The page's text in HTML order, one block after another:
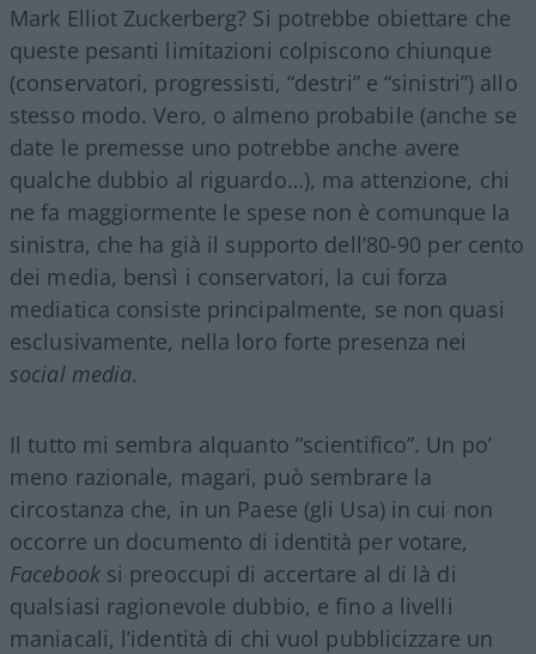
Mark Elliot Zuckerberg? Si potrebbe obiettare che
queste pesanti limitazioni colpiscono chiunque
(conservatori, progressisti, “destri” e “sinistri”) allo
stesso modo. Vero, o almeno probabile (anche se
date le premesse uno potrebbe anche avere
qualche dubbio al riguardo…), ma attenzione, chi
ne fa maggiormente le spese non è comunque la
sinistra, che ha già il supporto dell’80-90 per cento
dei media, bensì i conservatori, la cui forza
mediatica consiste principalmente, se non quasi
esclusivamente, nella loro forte presenza nei
social media.
Il tutto mi sembra alquanto “scientifico”. Un po’
meno razionale, magari, può sembrare la
circostanza che, in un Paese (gli Usa) in cui non
occorre un documento di identità per votare,
Facebooksi preoccupi di accertare al di là di
qualsiasi ragionevole dubbio, e fino a livelli
maniacali, l’identità di chi vuol pubblicizzare un